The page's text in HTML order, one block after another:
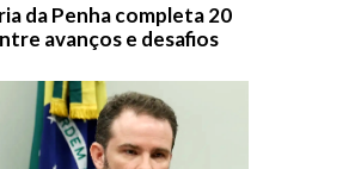
da Penha completa 20
avanços e desafios